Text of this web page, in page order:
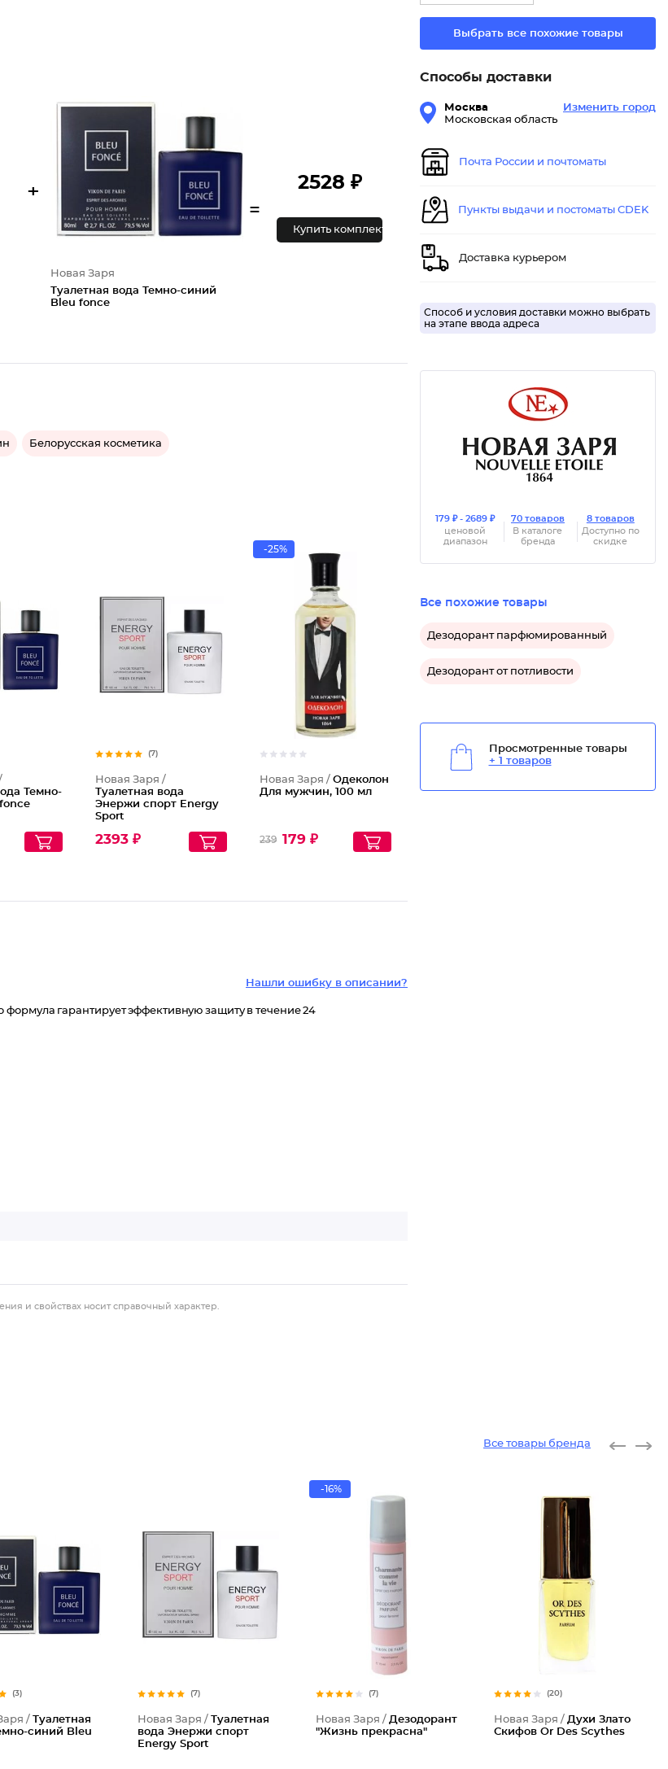
+
Новая Заря
Туалетная вода Темно-синий
Bleu fonce
=
2528 ₽
Купить комплект
Белорусская косметика
Темно-
(7)
Новая Заря /
Туалетная вода
Энержи спорт Energy
Sport
2393 ₽
-25%
Новая Заря /Одеколон
Для мужчин, 100 мл
239 179 ₽
Нашли ошибку в описании?
гарантирует эффективную защиту в течение 24
и свойствах носит справочный характер.
Выбрать все похожие товары
Способы доставки
Москва
Московская область
Изменить город
Почта России и почтоматы
Пункты выдачи и постоматы CDEK
Доставка курьером
Способ и условия доставки можно выбрать
на этапе ввода адреса
179 ₽ - 2689 ₽
ценовой
диапазон
70 товаров
В каталоге
бренда
8 товаров
Доступно по
скидке
Все похожие товары
Дезодорант парфюмированный
Дезодорант от потливости
Просмотренные товары
+ 1 товаров
Все товары бренда
(3)
/ Туалетная
синий Bleu
(7)
Новая Заря / Туалетная
вода Энержи спорт
Energy Sport
-16%
(7)
Новая Заря / Дезодорант
"Жизнь прекрасна"
(20)
Новая Заря / Духи Злато
Скифов Or Des Scythes